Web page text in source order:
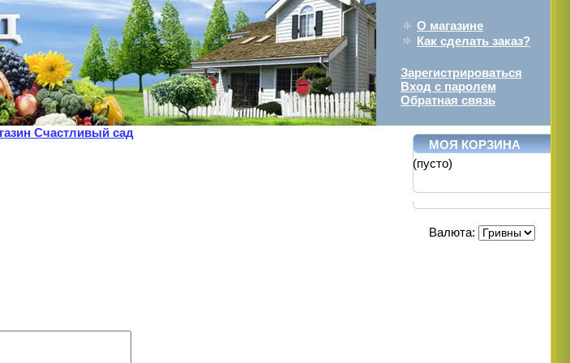
О магазине
Как сделать заказ?
Зарегистрироваться
Вход с паролем
Обратная связь
Счастливый сад
МОЯ КОРЗИНА
(пусто)
Валюта: